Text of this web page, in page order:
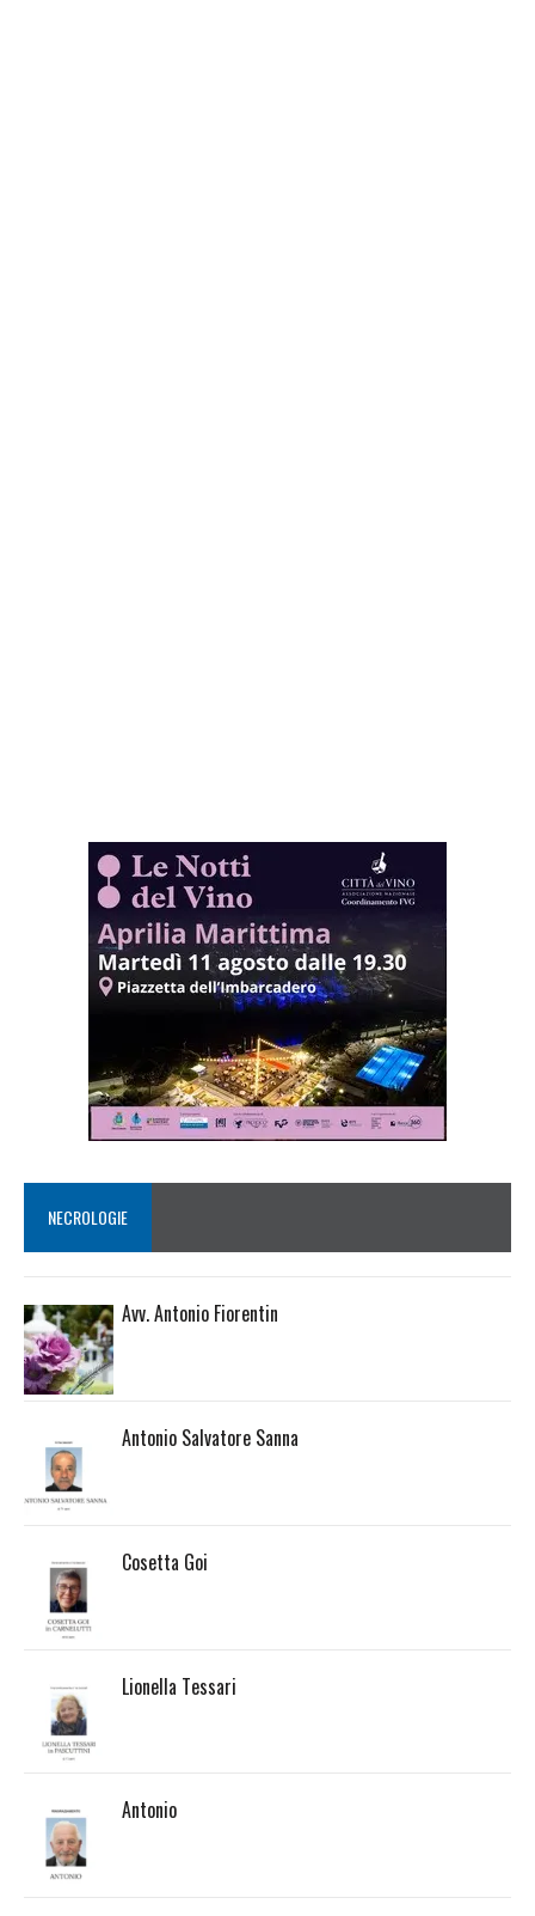
NECROLOGIE
Avv. Antonio Fiorentin
Antonio Salvatore Sanna
Cosetta Goi
Lionella Tessari
Antonio